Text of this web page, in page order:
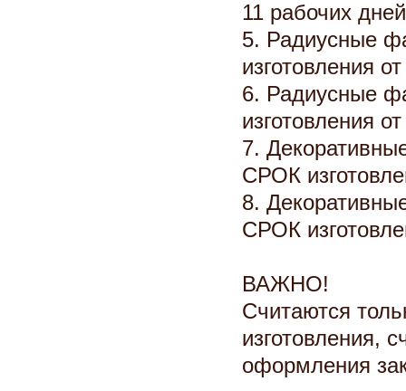
11 рабочих дней
5. Радиусные
изготовления
6. Радиусные
изготовления
7.
СРОК
8.
СРОК
ВАЖНО!
Считаются
изготовления,
оформления